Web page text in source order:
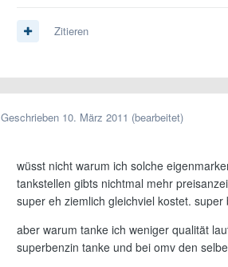
Zitieren
Geschrieben 10. März 2011 (bearbeitet)
wüsst nicht warum ich solche
tankstellen gibts nichtmal mehr
super eh ziemlich gleichviel kostet. super
aber warum tanke ich weniger qualität
superbenzin tanke und bei omv den